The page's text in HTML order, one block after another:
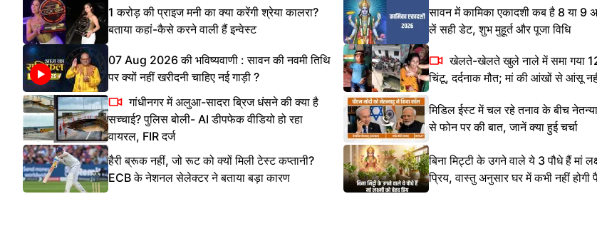
1 करोड़ की प्राइज मनी का क्या करेंगी श्रेया कालरा?
बताया कहां-कैसे करने वाली हैं इन्वेस्ट
सावन में कामिका एकादशी कब है 8 या 9
लें सही डेट, शुभ मुहूर्त और पूजा विधि
07 Aug 2026 की भविष्यवाणी : सावन की नवमी तिथि
पर क्यों नहीं खरीदनी चाहिए नई गाड़ी ?
खेलते-खेलते खुले नाले में समा गया
चिंटू, दर्दनाक मौत; मां की आंखों से आंसू
गांधीनगर में अलुआ-सादरा ब्रिज धंसने की क्या है
सच्चाई? पुलिस बोली- AI डीपफेक वीडियो हो रहा
वायरल, FIR दर्ज
मिडिल ईस्ट में चल रहे तनाव के बीच
से फोन पर की बात, जानें क्या हुई चर्चा
हैरी ब्रूक नहीं, जो रूट को क्यों मिली टेस्ट कप्तानी?
ECB के नेशनल सेलेक्टर ने बताया बड़ा कारण
बिना मिट्टी के उगने वाले ये 3 पौधे हैं मां
प्रिय, वास्तु अनुसार घर में कभी नहीं होगी